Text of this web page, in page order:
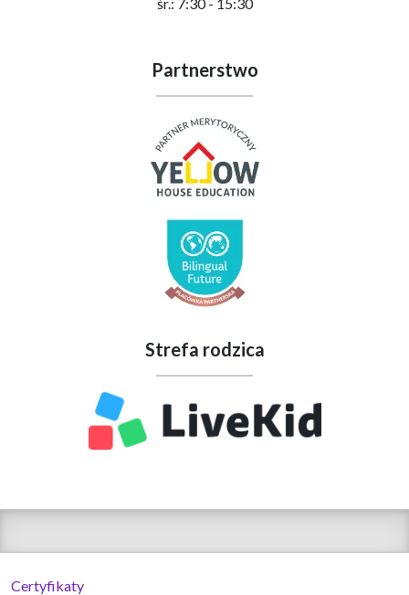
Partnerstwo
Strefa rodzica
Certyfikaty